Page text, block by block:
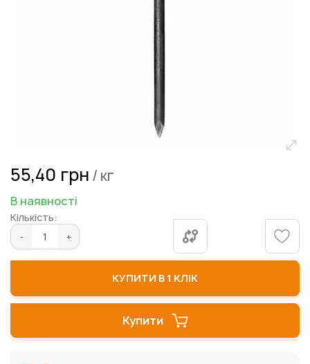
до
галереї
зображень
55,40 грн / кг
В наявності
Кількість:
Купити
КУПИТИ В 1 КЛІК